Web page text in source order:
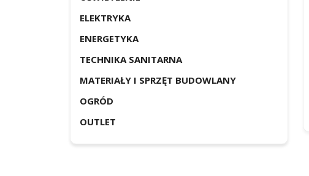
ELEKTRYKA
ENERGETYKA
TECHNIKA SANITARNA
MATERIAŁY I SPRZĘT BUDOWLANY
OGRÓD
OUTLET